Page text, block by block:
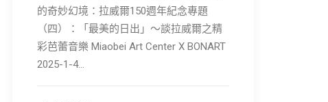
的奇妙幻境：拉威爾150週年紀念專題
（四）：「最美的日出」～談拉威爾之精
彩芭蕾音樂 Miaobei Art Center X BONART
2025-1-4…